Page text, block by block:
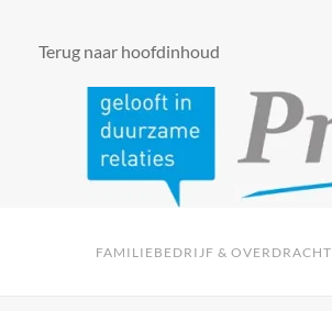
Terug naar hoofdinhoud
FAMILIEBEDRIJF & OVERDRACHT